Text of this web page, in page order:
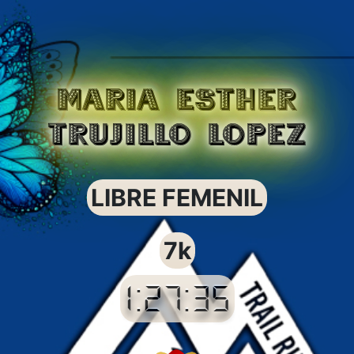
MARIA ESTHER
TRUJILLO LOPEZ
LIBRE FEMENIL
7k
1:27:35